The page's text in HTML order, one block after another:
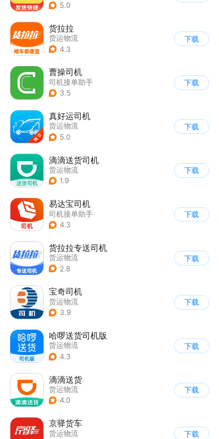
5.0
货拉拉
货运物流
4.3
下载
曹操司机
司机接单助手
3.5
下载
真好运司机
货运物流
5.0
下载
滴滴送货司机
货运物流
1.9
下载
易达宝司机
司机接单助手
4.3
下载
货拉拉专送司机
货运物流
2.8
下载
宝奇司机
货运物流
3.9
下载
哈啰送货司机版
货运物流
4.3
下载
滴滴送货
货运物流
4.0
下载
京驿货车
货运物流
下载